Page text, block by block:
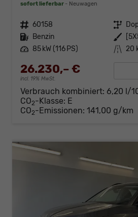
sofort lieferbar Neuwagen
Fahrzeugnr. 60158 Getriebe
Kraftstoff Benzin Außenfarbe
Leistung 85 kW (116 PS) Kilometerstand 20
26.230,– €
incl. 19% MwSt.
Verbrauch kombiniert: 6,20 l/
CO2-Klasse: E
CO2-Emissionen: 141,00 g/km